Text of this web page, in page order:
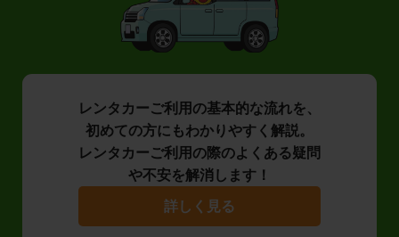
レンタカーご利用の基本的な流れを、
初めての方にもわかりやすく解説。
レンタカーご利用の際のよくある疑問
や不安を解消します！
詳しく見る